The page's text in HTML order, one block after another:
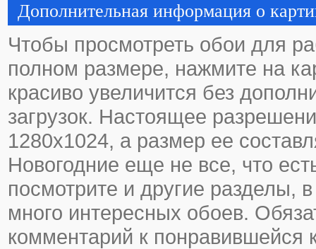
Дополнительная информация о
Чтобы просмотреть обои для
полном размере, нажмите на
красиво увеличится без
загрузок. Настоящее
1280х1024, а размер ее
Новогодние еще не все, что
посмотрите и другие разделы,
много интересных обоев.
комментарий к понравившейся